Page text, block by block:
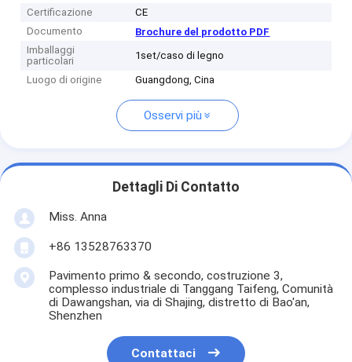
Certificazione
CE
Documento
Brochure del prodotto PDF
Imballaggi
particolari
1set/caso di legno
Luogo di origine Guangdong, Cina
Osservi più
Dettagli Di Contatto
Miss. Anna
+86 13528763370
Pavimento primo & secondo, costruzione 3,
complesso industriale di Tanggang Taifeng, Comunità
di Dawangshan, via di Shajing, distretto di Bao'an,
Shenzhen
Contattaci